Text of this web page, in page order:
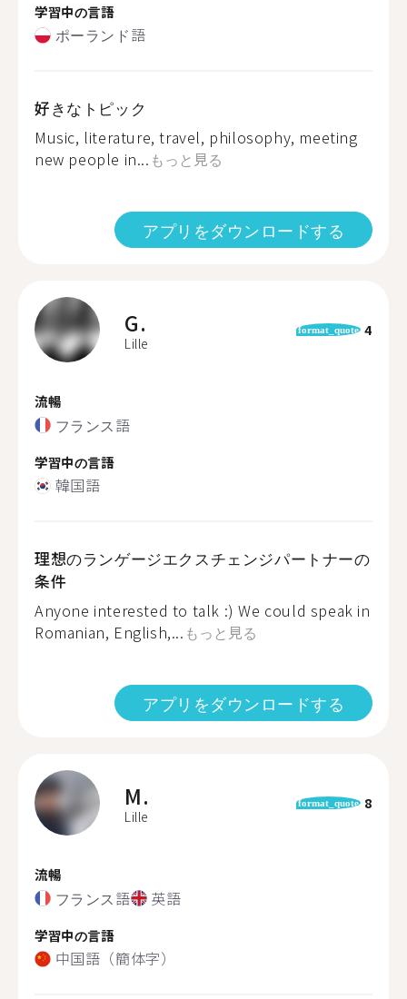
学習中の言語
ポーランド語
好きなトピック
Music, literature, travel, philosophy, meeting
new people in... もっと見る
アプリをダウンロードする
G.
Lille
format_quote 4
流暢
フランス語
学習中の言語
韓国語
理想のランゲージエクスチェンジパートナーの
条件
Anyone interested to talk :) We could speak in
Romanian, English,... もっと見る
アプリをダウンロードする
M.
Lille
format_quote 8
流暢
フランス語 英語
学習中の言語
中国語（簡体字）